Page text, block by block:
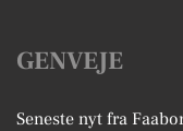
GENVEJE
Seneste nyt fra